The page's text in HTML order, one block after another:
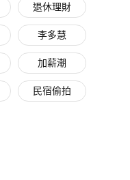
退休理財
李多慧
加薪潮
民宿偷拍